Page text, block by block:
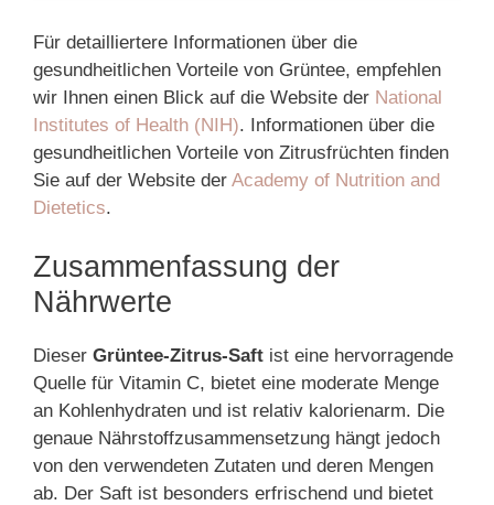
Für detailliertere Informationen über die
gesundheitlichen Vorteile von Grüntee, empfehlen
wir Ihnen einen Blick auf die Website der National
Institutes of Health (NIH). Informationen über die
gesundheitlichen Vorteile von Zitrusfrüchten finden
Sie auf der Website der Academy of Nutrition and
Dietetics.
Zusammenfassung der
Nährwerte
Dieser Grüntee-Zitrus-Saft ist eine hervorragende
Quelle für Vitamin C, bietet eine moderate Menge
an Kohlenhydraten und ist relativ kalorienarm. Die
genaue Nährstoffzusammensetzung hängt jedoch
von den verwendeten Zutaten und deren Mengen
ab. Der Saft ist besonders erfrischend und bietet